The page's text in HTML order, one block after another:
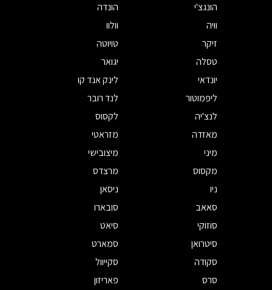
הונגצ'י
הונדה
וויה
וולוו
זיקר
טויוטה
טסלה
יגואר
יונדאי
לינק אנד קו
ליפמוטור
לנד רובר
לנצ'יה
לקסוס
מאזדה
מזראטי
מיני
מיצובישי
מקסוס
מרצדס
ניו
ניסאן
סאאב
סובארו
סוזוקי
סיאט
סיטרואן
סמארט
סקודה
סקייוול
סרס
פאריזון